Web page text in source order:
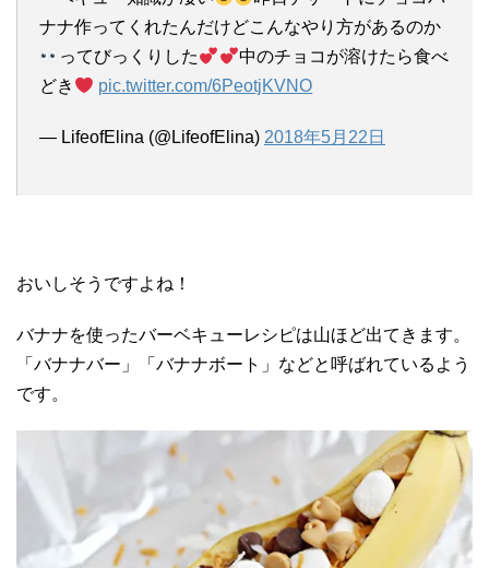
ナナ作ってくれたんだけどこんなやり方があるのか
ってびっくりした
中のチョコが溶けたら食べ
どき
pic.twitter.com/6PeotjKVNO
— LifeofElina (@LifeofElina) 2018年5月22日
おいしそうですよね！
バナナを使ったバーベキューレシピは山ほど出てきます。
「バナナバー」「バナナボート」などと呼ばれているよう
です。